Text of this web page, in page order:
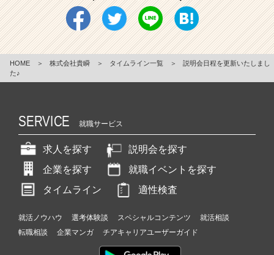
HOME ＞ 株式会社貴瞬 ＞ タイムライン一覧 ＞
説明会日程を更新いたしまし
た♪
SERVICE 就職サービス
求人を探す
説明会を探す
企業を探す
就職イベントを探す
タイムライン
適性検査
就活ノウハウ 選考体験談 スペシャルコンテンツ
就活相談
転職相談
企業マンガ チアキャリアユーザーガイド